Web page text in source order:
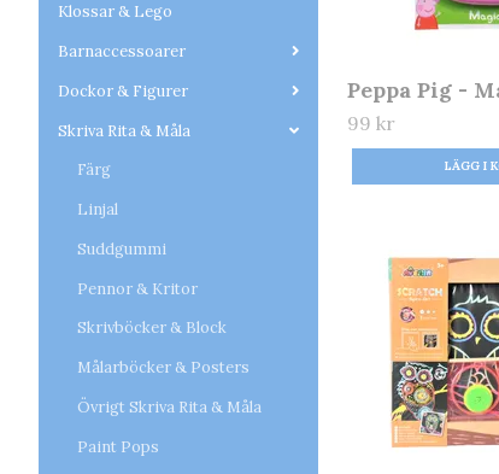
Klossar & Lego
Barnaccessoarer
Dockor & Figurer
Skriva Rita & Måla
Färg
Linjal
Suddgummi
Pennor & Kritor
Skrivböcker & Block
Målarböcker & Posters
Övrigt Skriva Rita & Måla
Paint Pops
Peppa Pig -
99 kr